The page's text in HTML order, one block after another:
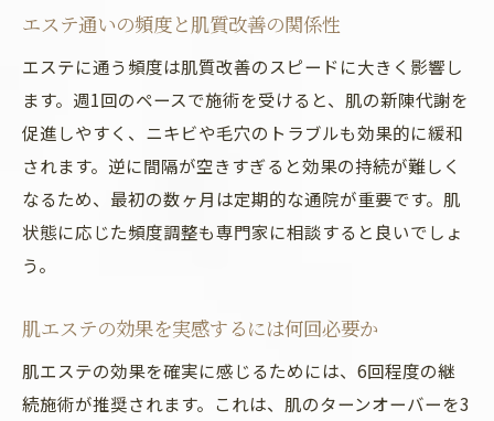
エステ通いの頻度と肌質改善の関係性
エステに通う頻度は肌質改善のスピードに大きく影響し
ます。週1回のペースで施術を受けると、肌の新陳代謝を
促進しやすく、ニキビや毛穴のトラブルも効果的に緩和
されます。逆に間隔が空きすぎると効果の持続が難しく
なるため、最初の数ヶ月は定期的な通院が重要です。肌
状態に応じた頻度調整も専門家に相談すると良いでしょ
う。
肌エステの効果を実感するには何回必要か
肌エステの効果を確実に感じるためには、6回程度の継
続施術が推奨されます。これは、肌のターンオーバーを3